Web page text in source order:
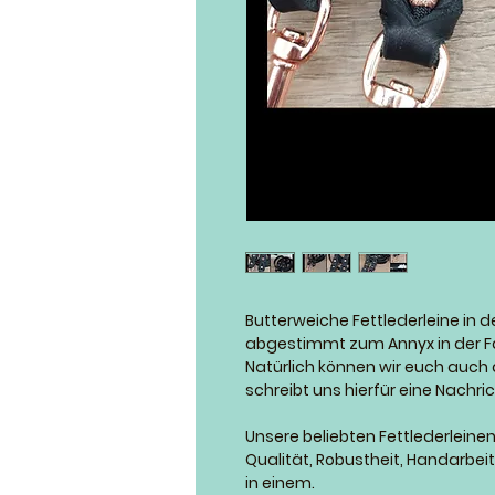
Butterweiche Fettlederleine in
abgestimmt zum Annyx in der
Natürlich können wir euch
schreibt uns hierfür eine
Unsere beliebten
Qualität, Robustheit,
in einem.